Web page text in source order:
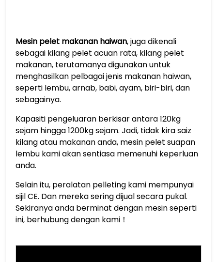
Mesin pelet makanan haiwan, juga dikenali
sebagai kilang pelet acuan rata, kilang pelet
makanan, terutamanya digunakan untuk
menghasilkan pelbagai jenis makanan haiwan,
seperti lembu, arnab, babi, ayam, biri-biri, dan
sebagainya.
Kapasiti pengeluaran berkisar antara 120kg
sejam hingga 1200kg sejam. Jadi, tidak kira saiz
kilang atau makanan anda, mesin pelet suapan
lembu kami akan sentiasa memenuhi keperluan
anda.
Selain itu, peralatan pelleting kami mempunyai
sijil CE. Dan mereka sering dijual secara pukal.
Sekiranya anda berminat dengan mesin seperti
ini, berhubung dengan kami！